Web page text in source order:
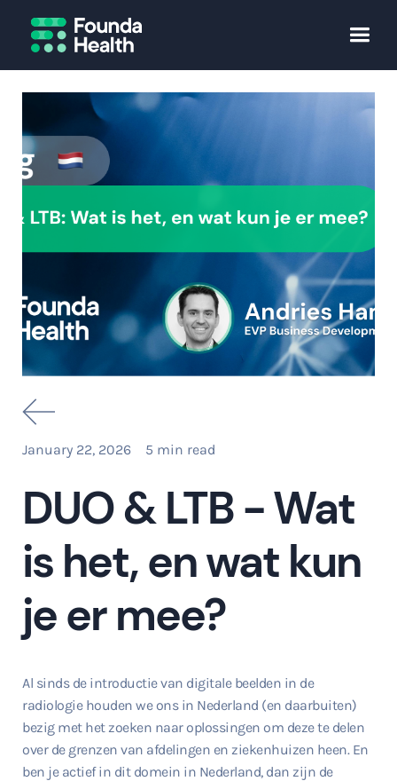
January 22, 2026 5 min read
DUO & LTB - Wat
is het, en wat kun
je er mee?
Al sinds de introductie van digitale beelden in de
radiologie houden we ons in Nederland (en daarbuiten)
bezig met het zoeken naar oplossingen om deze te delen
over de grenzen van afdelingen en ziekenhuizen heen. En
ben je actief in dit domein in Nederland, dan zijn de